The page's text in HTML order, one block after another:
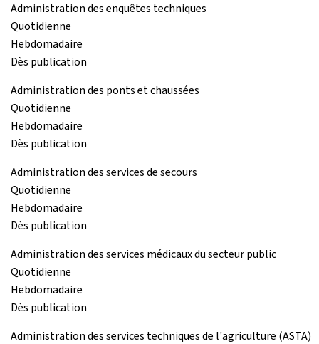
Administration des enquêtes techniques
Quotidienne
Hebdomadaire
Dès publication
Administration des ponts et chaussées
Quotidienne
Hebdomadaire
Dès publication
Administration des services de secours
Quotidienne
Hebdomadaire
Dès publication
Administration des services médicaux du secteur public
Quotidienne
Hebdomadaire
Dès publication
Administration des services techniques de l'agriculture (ASTA)